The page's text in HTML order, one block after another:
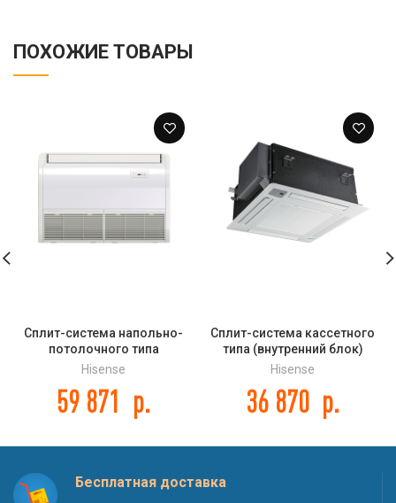
ПОХОЖИЕ ТОВАРЫ
Сплит-система напольно-
потолочного типа
(внутренний блок) Hisense
Hisense
59 871 р.
Сплит-система кассетного
типа (внутренний блок)
Hisense AUC-24UR4S1GA DC
Hisense
36 870 р.
Бесплатная доставка